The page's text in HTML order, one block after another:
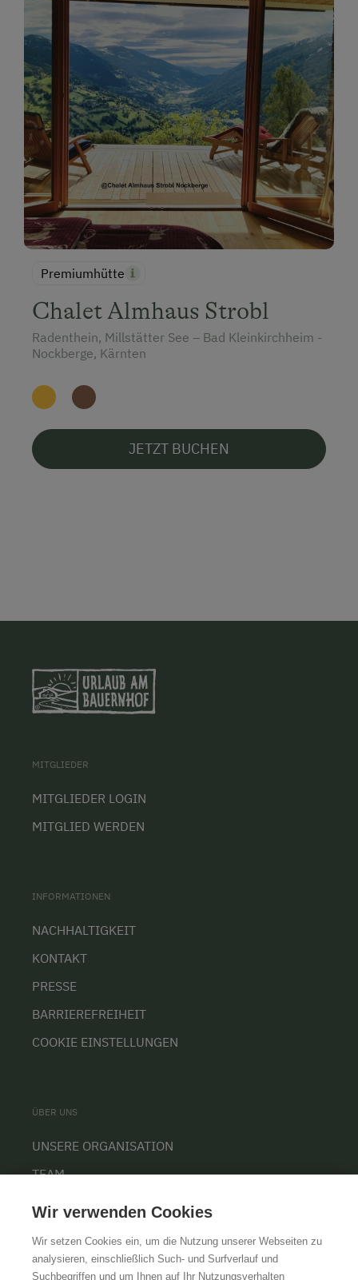
Premiumhütte
Chalet Almhaus Strobl
Radenthein, Millstätter See – Bad Kleinkirchheim -
Nockberge, Kärnten
JETZT BUCHEN
MITGLIEDER
MITGLIEDER LOGIN
MITGLIED WERDEN
INFORMATIONEN
NACHHALTIGKEIT
KONTAKT
PRESSE
BARRIEREFREIHEIT
COOKIE EINSTELLUNGEN
ÜBER UNS
UNSERE ORGANISATION
TEAM
KARRIERE
Wir verwenden Cookies
Wir setzen Cookies ein, um die Nutzung unserer Webseiten zu
analysieren, einschließlich Such- und Surfverlauf und
Suchbegriffen und um Ihnen auf Ihr Nutzungsverhalten